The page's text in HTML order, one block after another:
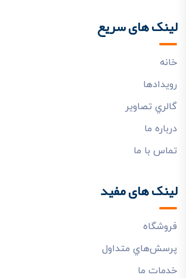
لینک های سریع
خانه
رويدادها
گالري تصاوير
درباره ما
تماس با ما
لینک های مفید
فروشگاه
پرسش‌هاي متداول
خدمات ما